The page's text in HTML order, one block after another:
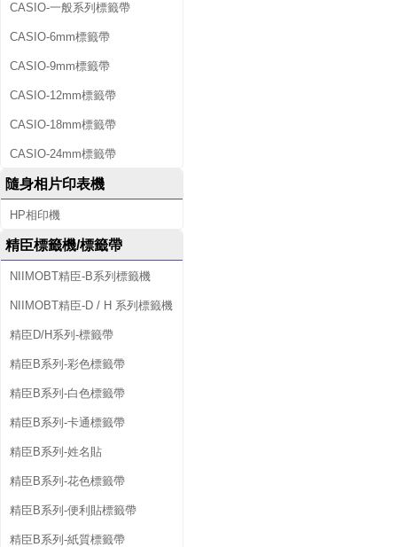
CASIO-一般系列標籤帶
CASIO-6mm標籤帶
CASIO-9mm標籤帶
CASIO-12mm標籤帶
CASIO-18mm標籤帶
CASIO-24mm標籤帶
隨身相片印表機
HP相印機
精臣標籤機/標籤帶
NIIMOBT精臣-B系列標籤機
NIIMOBT精臣-D / H 系列標籤機
精臣D/H系列-標籤帶
精臣B系列-彩色標籤帶
精臣B系列-白色標籤帶
精臣B系列-卡通標籤帶
精臣B系列-姓名貼
精臣B系列-花色標籤帶
精臣B系列-便利貼標籤帶
精臣B系列-紙質標籤帶